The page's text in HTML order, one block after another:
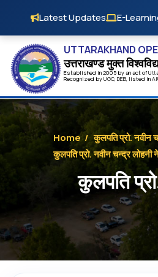
Latest Updates E-
UTTARAKHAND
उत्तराखण्ड मुक्त
Established in 2005 by an act of
Recognized byUGC, DEB, listed in
Home / कुलपति प्रो. नवीन
कुलपति प्रो. नवीन चन्द्र लोहनी
कुलपति